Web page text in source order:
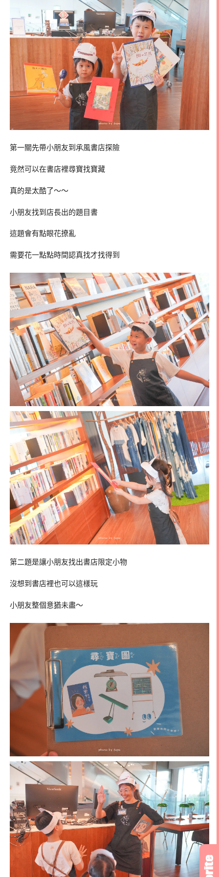
第一關先帶小朋友到承風書店探險
竟然可以在書店裡尋寶找寶藏
真的是太酷了～～
小朋友找到店長出的題目書
這題會有點眼花撩亂
需要花一點點時間認真找才找得到
第二題是讓小朋友找出書店限定小物
沒想到書店裡也可以這樣玩
小朋友整個意猶未盡～